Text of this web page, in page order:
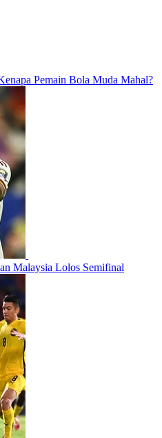
Pemain Bola Muda Mahal?
Malaysia Lolos Semifinal